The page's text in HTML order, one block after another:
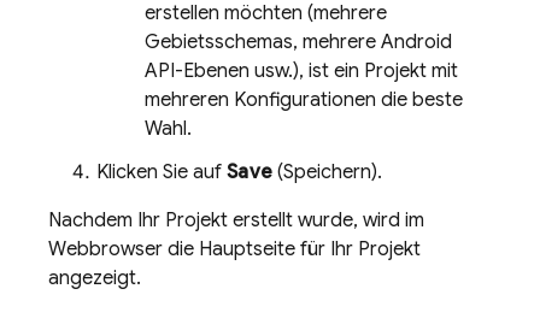
erstellen möchten (mehrere
Gebietsschemas, mehrere Android
API-Ebenen usw.), ist ein Projekt mit
mehreren Konfigurationen die beste
Wahl.
Klicken Sie auf Save (Speichern).
Nachdem Ihr Projekt erstellt wurde, wird im
Webbrowser die Hauptseite für Ihr Projekt
angezeigt.